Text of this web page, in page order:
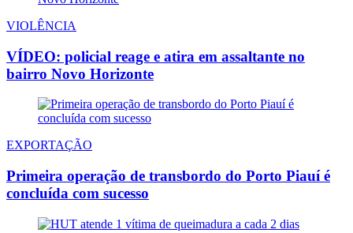
VIOLÊNCIA
VÍDEO: policial reage e atira em assaltante no
bairro Novo Horizonte
EXPORTAÇÃO
Primeira operação de transbordo do Porto Piauí é
concluída com sucesso